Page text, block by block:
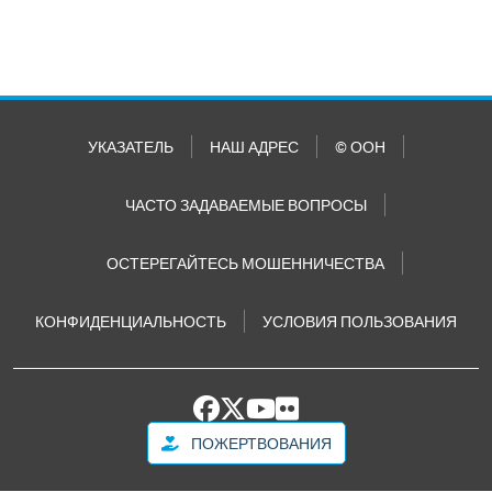
УКАЗАТЕЛЬ НАШ АДРЕС © ООН
ЧАСТО ЗАДАВАЕМЫЕ ВОПРОСЫ
ОСТЕРЕГАЙТЕСЬ МОШЕННИЧЕСТВА
КОНФИДЕНЦИАЛЬНОСТЬ УСЛОВИЯ ПОЛЬЗОВАНИЯ
ПОЖЕРТВОВАНИЯ